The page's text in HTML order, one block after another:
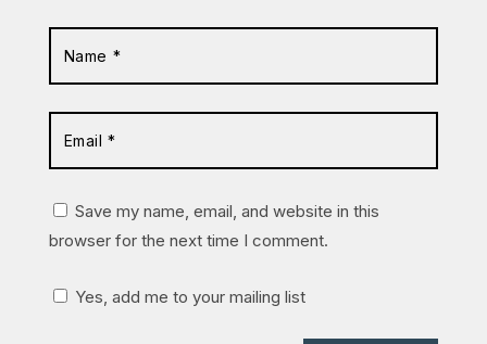
Save my name, email, and website in this
browser for the next time I comment.
Yes, add me to your mailing list